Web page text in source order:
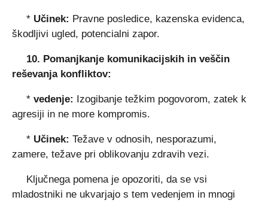
* Učinek: Pravne posledice, kazenska evidenca,
škodljivi ugled, potencialni zapor.
10. Pomanjkanje komunikacijskih in veščin
reševanja konfliktov:
* vedenje: Izogibanje težkim pogovorom, zatek k
agresiji in ne more kompromis.
* Učinek: Težave v odnosih, nesporazumi,
zamere, težave pri oblikovanju zdravih vezi.
Ključnega pomena je opozoriti, da se vsi
mladostniki ne ukvarjajo s tem vedenjem in mnogi